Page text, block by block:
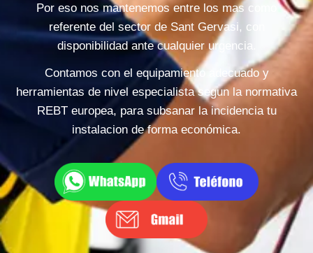
Por eso nos mantenemos entre los mas como
referente del sector de Sant Gervasi, con
disponibilidad ante cualquier urgencia.
Contamos con el equipamiento adecuado y
herramientas de nivel especialista segun la normativa
REBT europea, para subsanar la incidencia tu
instalacion de forma económica.